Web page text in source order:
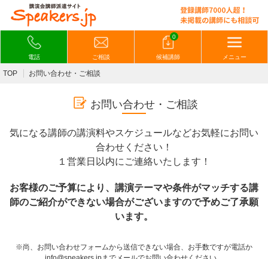
電話 ご相談
0
候補講師 メニュー
TOP お問い合わせ・ご相談
お問い合わせ・ご相談
気になる講師の講演料やスケジュールなどお気軽にお問い
合わせください！
１営業日以内にご連絡いたします！
お客様のご予算により、講演テーマや条件がマッチする講
師のご紹介ができない場合がございますので予めご了承願
います。
※尚、お問い合わせフォームから送信できない場合、お手数ですが電話か